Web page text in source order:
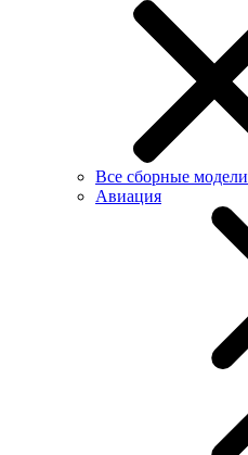
Все сборные модели
Авиация